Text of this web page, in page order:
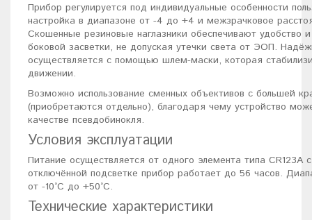
Прибор регулируется под индивидуальные особенности
настройка в диапазоне от -4 до +4 и межзрачковое
Скошенные резиновые наглазники обеспечивают удобство
боковой засветки, не допуская утечки света от ЭОП.
осуществляется с помощью шлем-маски, которая
движении.
Возможно использование сменных объективов с большей
(приобретаются отдельно), благодаря чему устройство
качестве псевдобинокля.
Условия эксплуатации
Питание осуществляется от одного элемента типа
отключённой подсветке прибор работает до 56 часов.
от -10°C до +50°C.
Технические характеристики